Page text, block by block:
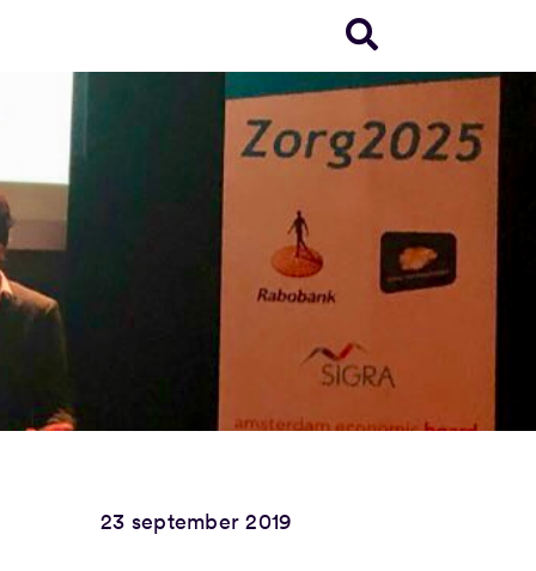
23 september 2019